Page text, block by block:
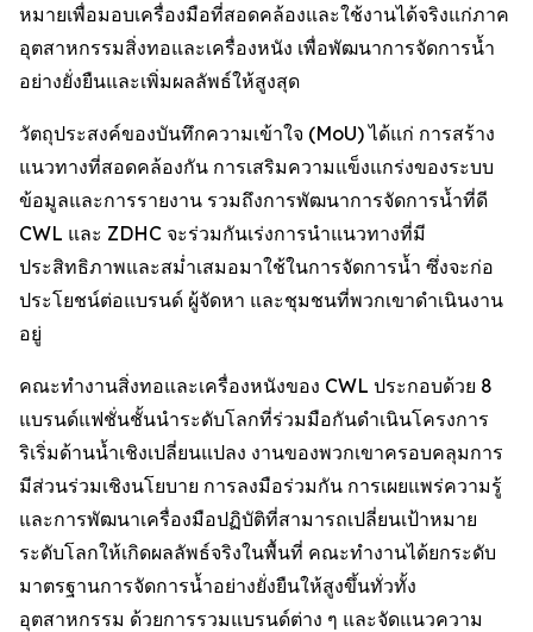
หมายเพื่อมอบเครื่องมือที่สอดคล้องและใช้งานได้จริงแก่ภาค
อุตสาหกรรมสิ่งทอและเครื่องหนัง เพื่อพัฒนาการจัดการน้ำ
อย่างยั่งยืนและเพิ่มผลลัพธ์ให้สูงสุด
วัตถุประสงค์ของบันทึกความเข้าใจ (MoU) ได้แก่ การสร้าง
แนวทางที่สอดคล้องกัน การเสริมความแข็งแกร่งของระบบ
ข้อมูลและการรายงาน รวมถึงการพัฒนาการจัดการน้ำที่ดี
CWL และ ZDHC จะร่วมกันเร่งการนำแนวทางที่มี
ประสิทธิภาพและสม่ำเสมอมาใช้ในการจัดการน้ำ ซึ่งจะก่อ
ประโยชน์ต่อแบรนด์ ผู้จัดหา และชุมชนที่พวกเขาดำเนินงาน
อยู่
คณะทำงานสิ่งทอและเครื่องหนังของ CWL ประกอบด้วย 8
แบรนด์แฟชั่นชั้นนำระดับโลกที่ร่วมมือกันดำเนินโครงการ
ริเริ่มด้านน้ำเชิงเปลี่ยนแปลง งานของพวกเขาครอบคลุมการ
มีส่วนร่วมเชิงนโยบาย การลงมือร่วมกัน การเผยแพร่ความรู้
และการพัฒนาเครื่องมือปฏิบัติที่สามารถเปลี่ยนเป้าหมาย
ระดับโลกให้เกิดผลลัพธ์จริงในพื้นที่ คณะทำงานได้ยกระดับ
มาตรฐานการจัดการน้ำอย่างยั่งยืนให้สูงขึ้นทั่วทั้ง
อุตสาหกรรม ด้วยการรวมแบรนด์ต่าง ๆ และจัดแนวความ